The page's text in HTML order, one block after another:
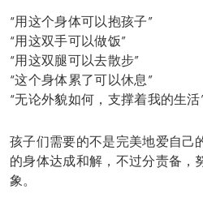
“用这个身体可以抱孩子”
“用这双手可以做饭”
“用这双腿可以去散步”
“这个身体累了可以休息”
“无论外貌如何，支撑着我的生活
孩子们需要的不是完美地爱自己
的身体达成和解，不过分责备，
象。